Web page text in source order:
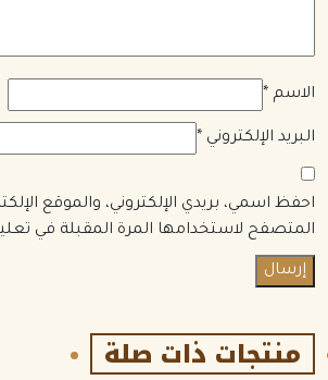
الاسم *
البريد الإلكتروني *
احفظ اسمي، بريدي الإلكتروني، والموقع
المتصفح لاستخدامها المرة المقبلة في
منتجات ذات صلة